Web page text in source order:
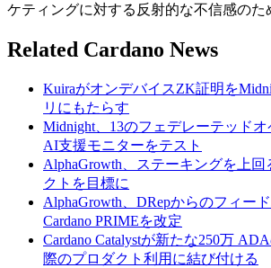
ケティングに対する反射的な不信感のた
Related Cardano News
KuiraがオンデバイスZK証明を
リにもたらす
Midnight、13のフェデレーテッド
AI支援モニターをテスト
AlphaGrowth、ステーキングを上
クトを目標に
AlphaGrowth、DRepからのフィー
Cardano PRIMEを改定
Cardano Catalystが新たな250万
際のプロダクト利用に結び付ける